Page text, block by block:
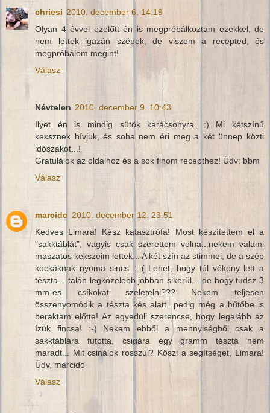
chriesi 2010. december 6. 14:19
Olyan 4 évvel ezelőtt én is megpróbálkoztam ezekkel, de
nem lettek igazán szépek, de viszem a recepted, és
megpróbálom megint!
Válasz
Névtelen 2010. december 9. 10:43
Ilyet én is mindig sütök karácsonyra. :) Mi kétszínű
keksznek hívjuk, és soha nem éri meg a két ünnep közti
időszakot...!
Gratulálok az oldalhoz és a sok finom recepthez! Üdv: bbm
Válasz
marcido 2010. december 12. 23:51
Kedves Limara! Kész katasztrófa! Most készítettem el a
"sakktáblát", vagyis csak szerettem volna...nekem valami
maszatos kekszeim lettek... A két szín az stimmel, de a szép
kockáknak nyoma sincs...:-( Lehet, hogy túl vékony lett a
tészta... talán legközelebb jobban sikerül... de hogy tudsz 3
mm-es csíkokat szeletelni??? Nekem teljesen
összenyomódik a tészta kés alatt...pedig még a hűtőbe is
beraktam előtte! Az egyedüli szerencse, hogy legalább az
ízük fincsa! :-) Nekem ebből a mennyiségből csak a
sakktáblára futotta, csigára egy gramm tészta nem
maradt... Mit csinálok rosszul? Köszi a segítséget, Limara!
Üdv, marcido
Válasz